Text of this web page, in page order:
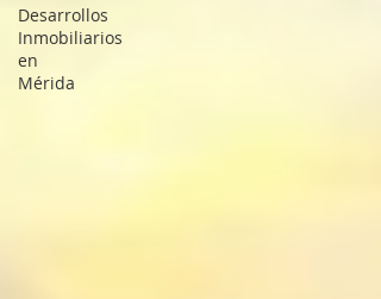
Desarrollos
Inmobiliarios
en
Mérida